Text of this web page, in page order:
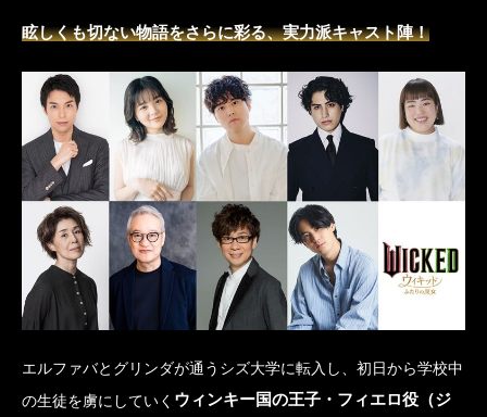
眩しくも切ない物語をさらに彩る、実力派キャスト陣！
エルファバとグリンダが通うシズ大学に転入し、初日から学校中
の生徒を虜にしていく ウィンキー国の王子・フィエロ役（ジ